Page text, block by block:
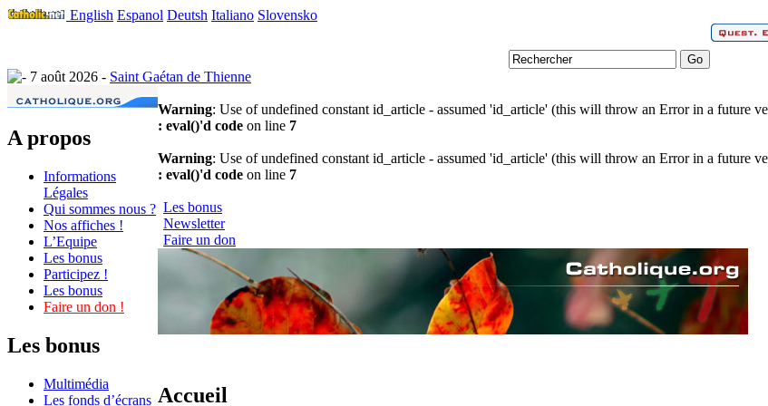
English Espanol Deutsh Italiano Slovensko
7 août 2026 - Saint Gaétan de Thienne
A propos
Informations
Légales
Qui sommes nous ?
Nos affiches !
L’Equipe
Les bonus
Participez !
Les bonus
Faire un don !
Les bonus
Multimédia
Les fonds d’écrans
Warning: Use of undefined constant id_article - assumed 'id_article' (this will throw an Error in a future
: eval()'d code on line 7
Warning: Use of undefined constant id_article - assumed 'id_article' (this will throw an Error in a future
: eval()'d code on line 7
Les bonus
Newsletter
Faire un don
Accueil